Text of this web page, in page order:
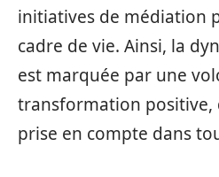
initiatives de médiation
cadre de vie. Ainsi, la
est marquée par une
transformation positive,
prise en compte dans